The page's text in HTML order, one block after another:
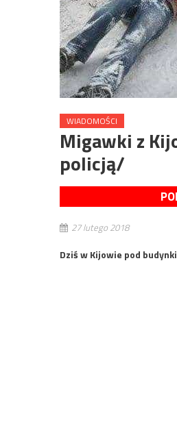
WIADOMOŚCI
Migawki z
policją/
27 lutego 2018
Dziś w Kijowie pod